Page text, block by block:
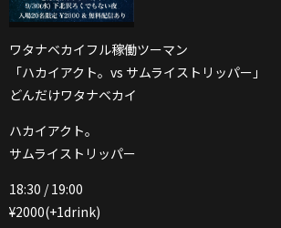
ワタナベカイフル稼働ツーマン
「ハカイアクト。vs サムライストリッパー」
どんだけワタナベカイ
ハカイアクト。
サムライストリッパー
18:30 / 19:00
¥2000(+1drink)